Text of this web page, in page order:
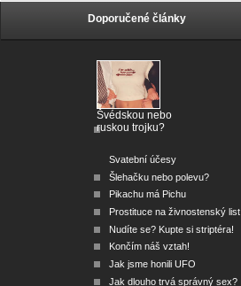
Doporučené články
Švédskou nebo
ruskou trojku?
Svatební účesy
Šlehačku nebo polevu?
Pikachu má Pichu
Prostituce na živnostenský list
Nudíte se? Kupte si striptéra!
Končím náš vztah!
Jak jsme honili UFO
Jak dlouho trvá správný sex?